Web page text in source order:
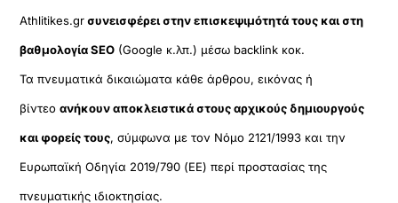
Athlitikes.grσυνεισφέρει στην επισκεψιμότητά τους και στη
βαθμολογία SEO (Google κ.λπ.) μέσω backlink κοκ.
Τα πνευματικά δικαιώματα κάθε άρθρου, εικόνας ή
βίντεοανήκουν αποκλειστικά στους αρχικούς δημιουργούς
και φορείς τους, σύμφωνα με τον Νόμο 2121/1993 και την
Ευρωπαϊκή Οδηγία 2019/790 (ΕΕ) περί προστασίας της
πνευματικής ιδιοκτησίας.